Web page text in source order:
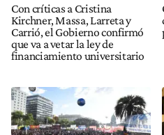
Con críticas a Cristina
Kirchner, Massa, Larreta y
Carrió, el Gobierno confirmó
que va a vetar la ley de
financiamiento universitario